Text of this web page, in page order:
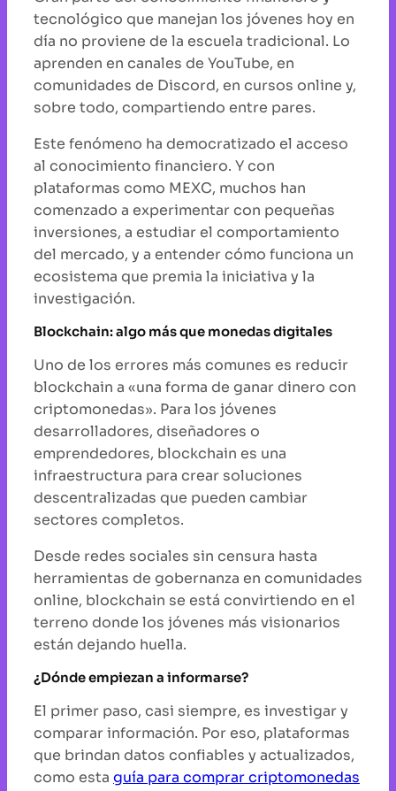
tecnológico que manejan los jóvenes hoy en
día no proviene de la escuela tradicional. Lo
aprenden en canales de YouTube, en
comunidades de Discord, en cursos online y,
sobre todo, compartiendo entre pares.
Este fenómeno ha democratizado el acceso
al conocimiento financiero. Y con
plataformas como MEXC, muchos han
comenzado a experimentar con pequeñas
inversiones, a estudiar el comportamiento
del mercado, y a entender cómo funciona un
ecosistema que premia la iniciativa y la
investigación.
Blockchain: algo más que monedas digitales
Uno de los errores más comunes es reducir
blockchain a «una forma de ganar dinero con
criptomonedas». Para los jóvenes
desarrolladores, diseñadores o
emprendedores, blockchain es una
infraestructura para crear soluciones
descentralizadas que pueden cambiar
sectores completos.
Desde redes sociales sin censura hasta
herramientas de gobernanza en comunidades
online, blockchain se está convirtiendo en el
terreno donde los jóvenes más visionarios
están dejando huella.
¿Dónde empiezan a informarse?
El primer paso, casi siempre, es investigar y
comparar información. Por eso, plataformas
que brindan datos confiables y actualizados,
como esta guía para comprar criptomonedas